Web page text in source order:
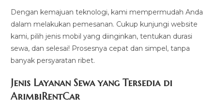
Dengan kemajuan teknologi, kami mempermudah Anda
dalam melakukan pemesanan. Cukup kunjungi website
kami, pilih jenis mobil yang diinginkan, tentukan durasi
sewa, dan selesai! Prosesnya cepat dan simpel, tanpa
banyak persyaratan ribet.
Jenis Layanan Sewa yang Tersedia di
ArimbiRentCar